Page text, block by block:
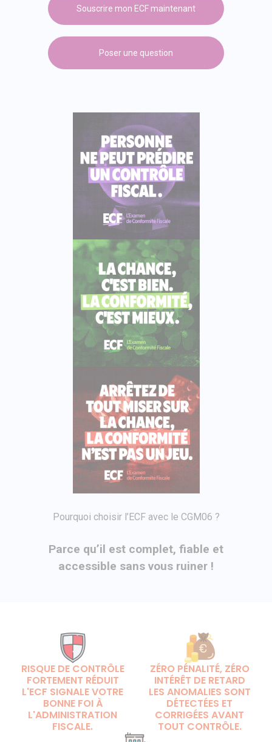
Souscrire mon ECF maintenant
Poser une question
Pourquoi choisir l’ECF avec le CGM06 ?
Parce qu’il est complet, fiable et
accessible sans vous ruiner !
RISQUE DE CONTRÔLE
FORTEMENT RÉDUIT
L'ECF SIGNALE VOTRE
BONNE FOI À
L'ADMINISTRATION
FISCALE.
ZÉRO PÉNALITÉ, ZÉRO
INTÉRÊT DE RETARD
LES ANOMALIES SONT
DÉTECTÉES ET
CORRIGÉES AVANT
TOUT CONTRÔLE.